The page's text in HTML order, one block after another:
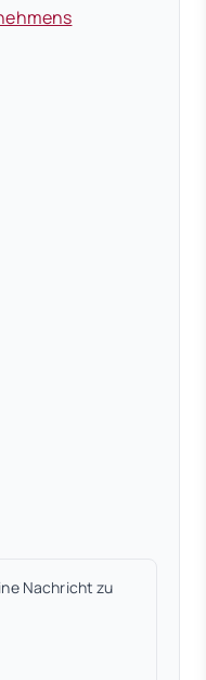
Nachricht zu